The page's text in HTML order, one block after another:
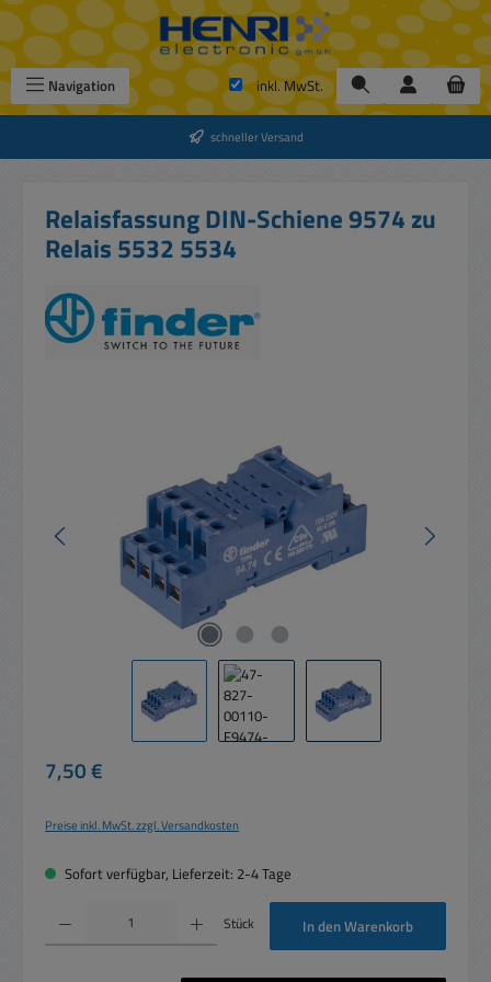
Zum Hauptinhalt springen
Navigation inkl. MwSt.
schneller Versand
Relaisfassung DIN-Schiene 9574 zu
Relais 5532 5534
Regulärer Preis:
7,50 €
Preise inkl. MwSt. zzgl. Versandkosten
Sofort verfügbar, Lieferzeit: 2-4 Tage
Produkt Anzahl: Gib den gewünschten Wert ein oder benutze die Schaltflächen um
Stück In den Warenkorb